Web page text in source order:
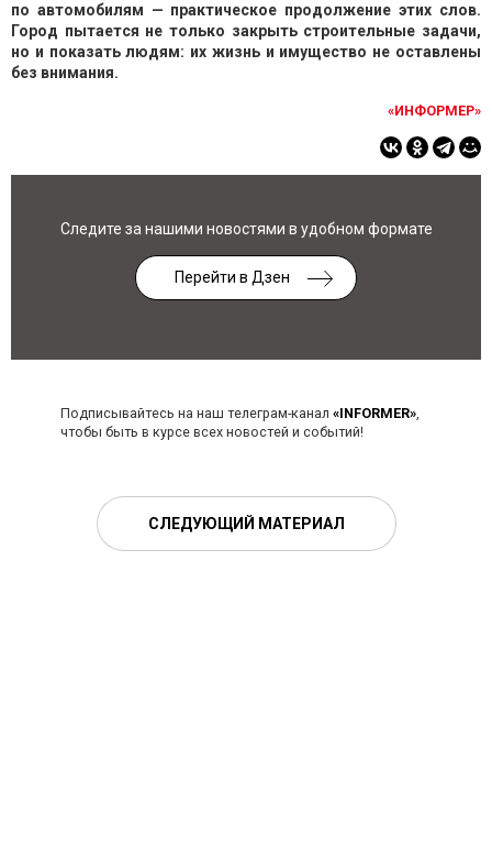
по автомобилям — практическое продолжение этих слов.
Город пытается не только закрыть строительные задачи,
но и показать людям: их жизнь и имущество не оставлены
без внимания.
«ИНФОРМЕР»
Следите за нашими новостями в удобном формате
Перейти в Дзен
Подписывайтесь на наш телеграм-канал «INFORMER»,
чтобы быть в курсе всех новостей и событий!
СЛЕДУЮЩИЙ МАТЕРИАЛ